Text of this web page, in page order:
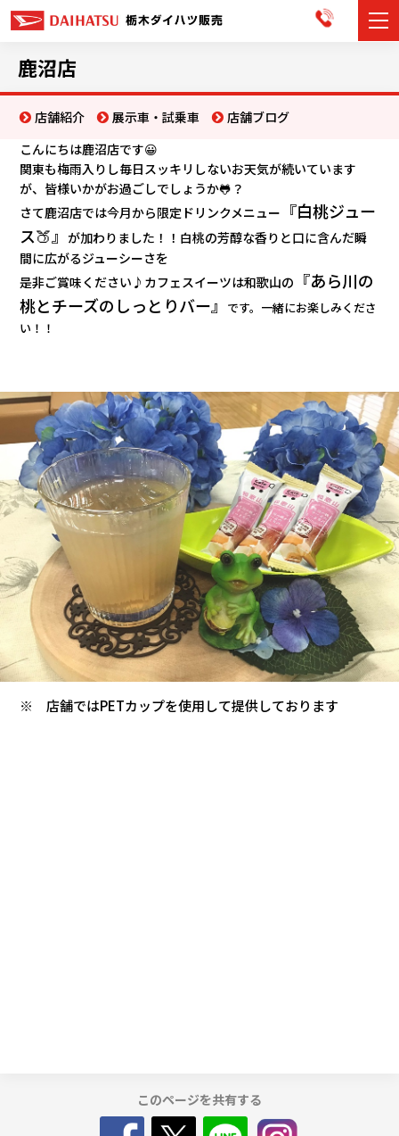
展示車・試乗車
お知らせ
イベント・キャンペーン
ご購入者サポート
カタ
リコ
お問
鹿沼店
店舗紹介 展示車・試乗車
店舗ブログ
こんにちは鹿沼店です😀
関東も梅雨入りし毎日スッキリしないお天気が続いています
が、皆様いかがお過ごしでしょうか🐸？
さて鹿沼店では今月から限定ドリンクメニュー 『白桃ジュー
ス🍑』が加わりました！！白桃の芳醇な香りと口に含んだ瞬
間に広がるジューシーさを
是非ご賞味ください♪カフェスイーツは和歌山の 『あら川の
桃とチーズのしっとりバー』
です。一緒にお楽しみくださ
い！！
※ 店舗ではPETカップを使用して提供しております
このページを共有する